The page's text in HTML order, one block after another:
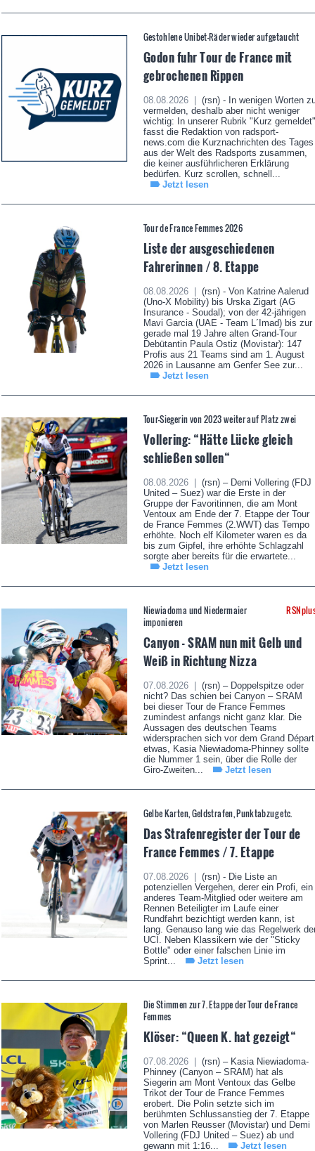
Gestohlene Unibet-Räder wieder aufgetaucht
Godon fuhr Tour de France mit
gebrochenen Rippen
08.08.2026 |
(rsn) - In wenigen Worten
vermelden, deshalb aber nicht weniger
wichtig: In unserer Rubrik "Kurz gemeldet"
fasst die Redaktion von radsport-
news.com die Kurznachrichten des Tages
aus der Welt des Radsports zusammen,
die keiner ausführlicheren Erklärung
bedürfen. Kurz scrollen, schnell...
Jetzt lesen
Tour de France Femmes 2026
Liste der ausgeschiedenen
Fahrerinnen / 8. Etappe
08.08.2026 |
(rsn) - Von Katrine Aalerud
(Uno-X Mobility) bis Urska Zigart (AG
Insurance - Soudal); von der 42-jährigen
Mavi Garcia (UAE - Team L´Imad) bis zur
gerade mal 19 Jahre alten Grand-Tour
Debütantin Paula Ostiz (Movistar): 147
Profis aus 21 Teams sind am 1. August
2026 in Lausanne am Genfer See zur...
Jetzt lesen
Tour-Siegerin von 2023 weiter auf Platz zwei
Vollering: “Hätte Lücke gleich
schließen sollen“
08.08.2026 |
(rsn) – Demi Vollering (FDJ
United – Suez) war die Erste in der
Gruppe der Favoritinnen, die am Mont
Ventoux am Ende der 7. Etappe der Tour
de France Femmes (2.WWT) das Tempo
erhöhte. Noch elf Kilometer waren es da
bis zum Gipfel, ihre erhöhte Schlagzahl
sorgte aber bereits für die erwartete...
Jetzt lesen
Niewiadoma und Niedermaier
imponieren
Canyon - SRAM nun mit Gelb und
Weiß in Richtung Nizza
07.08.2026 |
(rsn) – Doppelspitze oder
nicht? Das schien bei Canyon – SRAM
bei dieser Tour de France Femmes
zumindest anfangs nicht ganz klar. Die
Aussagen des deutschen Teams
widersprachen sich vor dem Grand Départ
etwas, Kasia Niewiadoma-Phinney sollte
die Nummer 1 sein, über die Rolle der
Giro-Zweiten...
Jetzt lesen
Gelbe Karten, Geldstrafen, Punktabzug etc.
Das Strafenregister der Tour de
France Femmes / 7. Etappe
07.08.2026 |
(rsn) - Die Liste an
potenziellen Vergehen, derer ein Profi, ein
anderes Team-Mitglied oder weitere am
Rennen Beteiligter im Laufe einer
Rundfahrt bezichtigt werden kann, ist
lang. Genauso lang wie das Regelwerk
UCI. Neben Klassikern wie der "Sticky
Bottle" oder einer falschen Linie im
Sprint...
Jetzt lesen
Die Stimmen zur 7. Etappe der Tour de France
Femmes
Klöser: “Queen K. hat gezeigt“
07.08.2026 |
(rsn) – Kasia Niewiadoma-
Phinney (Canyon – SRAM) hat als
Siegerin am Mont Ventoux das Gelbe
Trikot der Tour de France Femmes
erobert. Die Polin setzte sich im
berühmten Schlussanstieg der 7. Etappe
von Marlen Reusser (Movistar) und Demi
Vollering (FDJ United – Suez) ab und
gewann mit 1:16...
Jetzt lesen